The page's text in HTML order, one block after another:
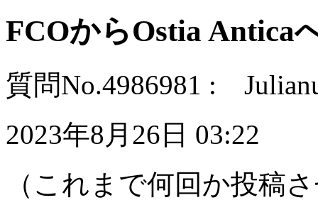
FCOからOstia Antica
質問No.4986981 :
2023年8月26日 03:22
（これまで何回か投稿